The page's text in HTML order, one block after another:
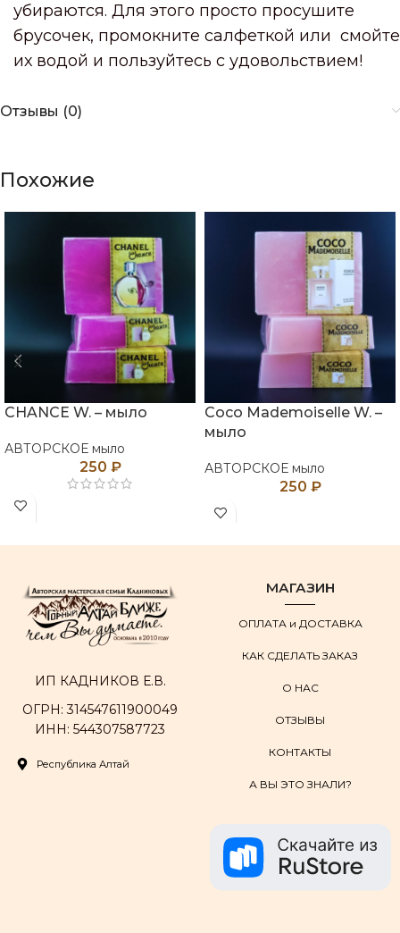
убираются. Для этого просто просушите
брусочек, промокните салфеткой или смойте
их водой и пользуйтесь с удовольствием!
Отзывы (0)
Похожие
CHANCE W. – мыло
АВТОРСКОЕ мыло
250 ₽
Coco Mademoiselle W. –
мыло
АВТОРСКОЕ мыло
250 ₽
ИП КАДНИКОВ Е.В.
ОГРН: 314547611900049
ИНН: 544307587723
Республика Алтай
МАГАЗИН
ОПЛАТА и ДОСТАВКА
КАК СДЕЛАТЬ ЗАКАЗ
О НАС
ОТЗЫВЫ
КОНТАКТЫ
А ВЫ ЭТО ЗНАЛИ?